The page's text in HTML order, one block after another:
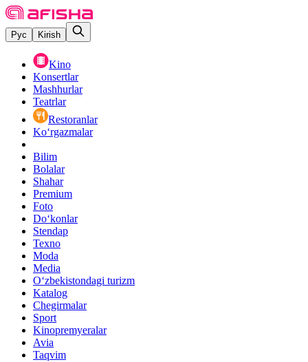
Рус Kirish
Kino
Konsertlar
Mashhurlar
Teatrlar
Restoranlar
Ko‘rgazmalar
Bilim
Bolalar
Shahar
Premium
Foto
Do‘konlar
Stendap
Texno
Moda
Media
O‘zbekistondagi turizm
Katalog
Chegirmalar
Sport
Kinopremyeralar
Avia
Taqvim